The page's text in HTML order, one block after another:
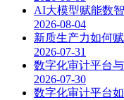
AI大模型赋能数
2026-08-04
新质生产力如何
2026-07-31
数字化审计平台
2026-07-30
数字化审计平台